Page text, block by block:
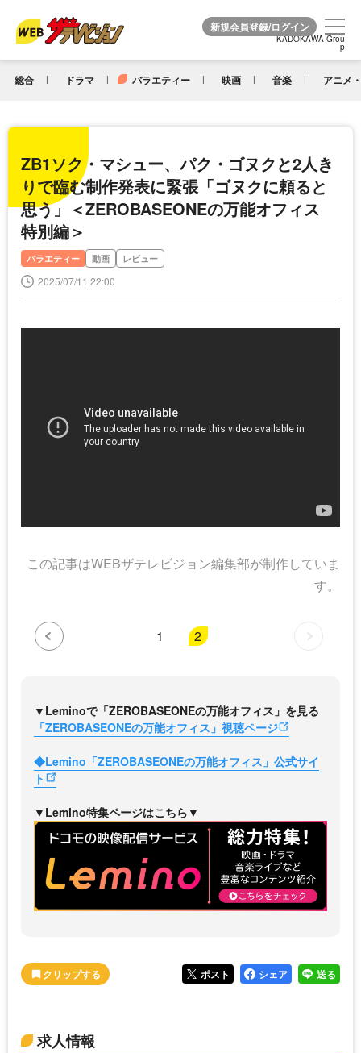
KADOKAWA Grou
p
総合 ドラマ バラエティー 映画 音楽 アニメ
KADOKAWA Grou
p
ZB1ソク・マシュー、パク・ゴヌクと2人き
りで臨む制作発表に緊張「ゴヌクに頼ると
思う」＜ZEROBASEONEの万能オフィス
特別編＞
バラエティー 動画 レビュー
2025/07/11 22:00
この記事はWEBザテレビジョン編集部が制作していま
す。
1 2
▼Leminoで「ZEROBASEONEの万能オフィス」を見る
「ZEROBASEONEの万能オフィス」視聴ページ
◆Lemino「ZEROBASEONEの万能オフィス」公式サイ
ト
▼Lemino特集ページはこちら▼
ポスト シェア 送る
求人情報